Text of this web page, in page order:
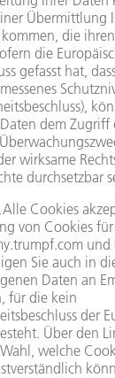
INFORMATION
Häufig gestellte
KONTAKT
TRUMPF
+49 7156 303
Mo - Fr: 07:30 -
Rufbereitschaft per
- 20.00 Uhr Sa:
KONTAKT
TRUMPF
+49 7156 303
Mo - Fr: 07:30 -
Manufacturing